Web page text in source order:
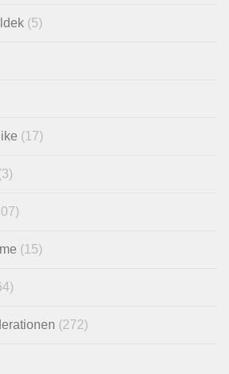
(5)
(17)
(15)
(272)